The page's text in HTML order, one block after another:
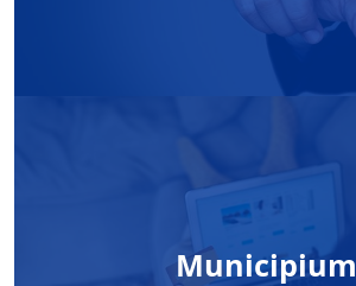
Municipium